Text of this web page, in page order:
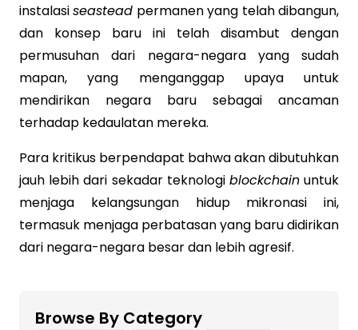
instalasiseastead permanen yang telah dibangun,
dan konsep baru ini telah disambut dengan
permusuhan dari negara-negara yang sudah
mapan, yang menganggap upaya untuk
mendirikan negara baru sebagai ancaman
terhadap kedaulatan mereka.
Para kritikus berpendapat bahwa akan dibutuhkan
jauh lebih dari sekadar teknologi blockchainuntuk
menjaga kelangsungan hidup mikronasi ini,
termasuk menjaga perbatasan yang baru didirikan
dari negara-negara besar dan lebih agresif.
Browse By Category